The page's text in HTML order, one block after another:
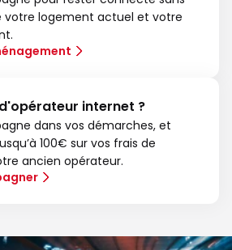
votre logement actuel et votre
internet ?
dans vos démarches, et
100€ sur vos frais de
ancien opérateur.